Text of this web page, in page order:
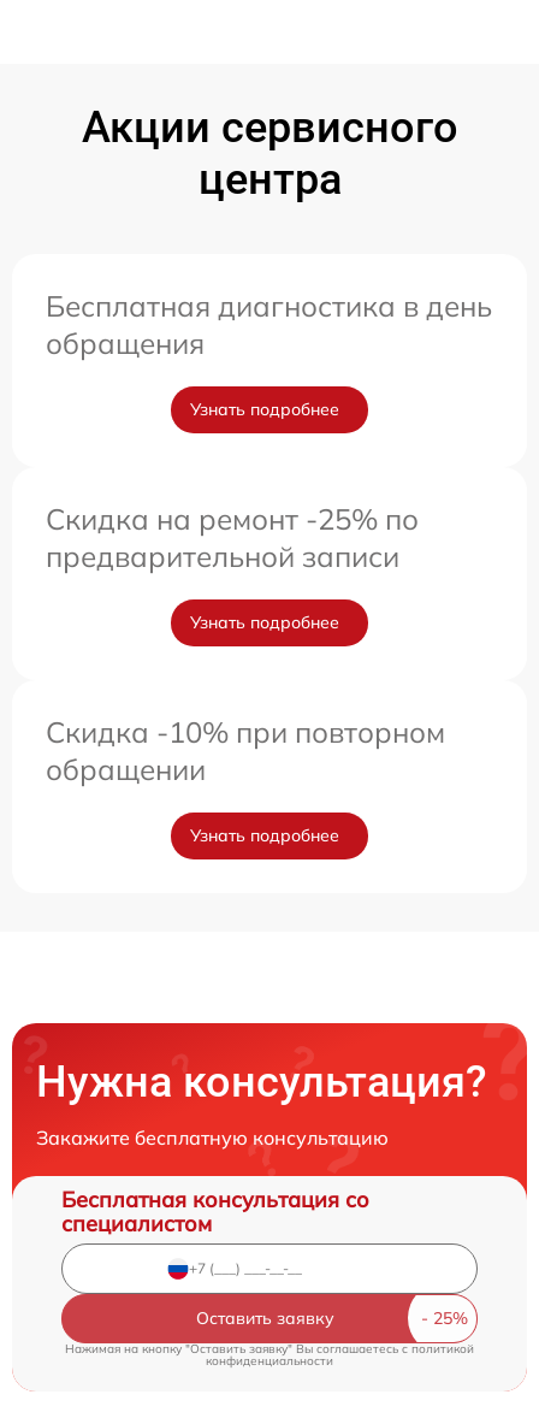
Акции сервисного
центра
Бесплатная диагностика в день
обращения
Узнать подробнее
Скидка на ремонт -25% по
предварительной записи
Узнать подробнее
Скидка -10% при повторном
обращении
Узнать подробнее
Нужна консультация?
Закажите бесплатную консультацию
Бесплатная консультация со
специалистом
Оставить заявку
Нажимая на кнопку "Оставить заявку" Вы соглашаетесь cполитикой
конфиденциальности